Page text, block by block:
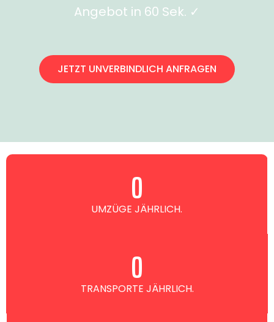
Angebot in 60 Sek. ✓
JETZT UNVERBINDLICH ANFRAGEN
UMZÜGE JÄHRLICH.
0
TRANSPORTE JÄHRLICH.
0